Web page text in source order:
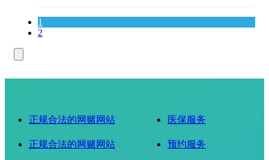
1
2
正规合法的网赌网站
正规合法的网赌网站
医保服务
预约服务